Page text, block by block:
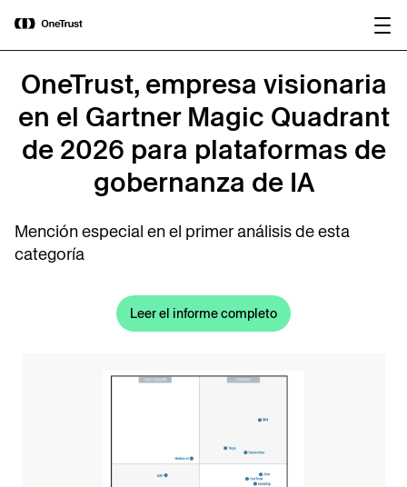
OneTrust nombrada Visionaria en el
Magic Quadrant™ de Gartner® 2026
para plataformas de gobernanza de IA.
OneTrust, empresa visionaria
en el Gartner Magic Quadrant
de 2026 para plataformas de
gobernanza de IA
Mención especial en el primer análisis de esta
categoría
Leer el informe completo